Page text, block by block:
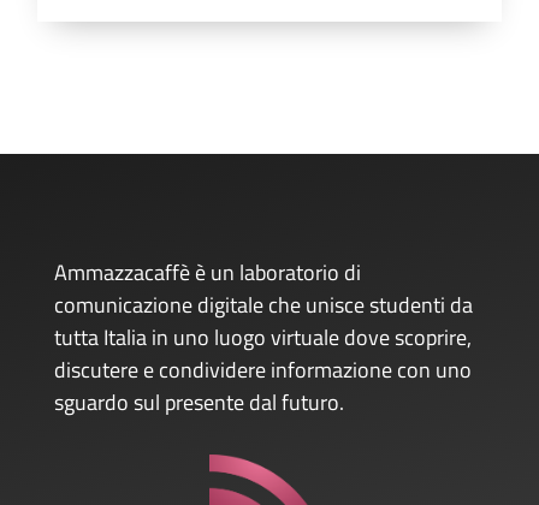
Ammazzacaffè è un laboratorio di
comunicazione digitale che unisce studenti da
tutta Italia in uno luogo virtuale dove scoprire,
discutere e condividere informazione con uno
sguardo sul presente dal futuro.